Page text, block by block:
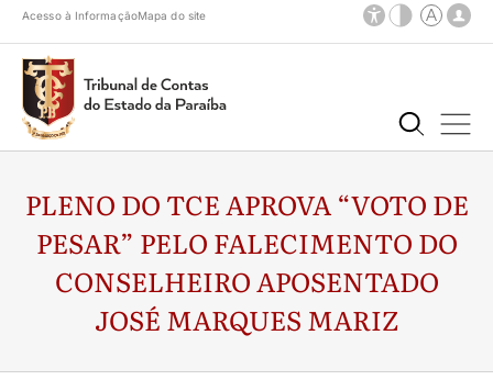
Acesso à InformaçãoMapa do site
PLENO DO TCE APROVA “VOTO DE
PESAR” PELO FALECIMENTO DO
CONSELHEIRO APOSENTADO
JOSÉ MARQUES MARIZ